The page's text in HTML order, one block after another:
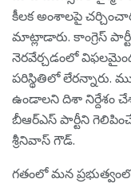
కీల‌క అంశాల‌పై
మాట్లాడారు. కాంగ్రెస్
నెరవేర్చడంలో
పరిస్థితిలో లేర‌న్నారు.
ఉండాలని దిశా నిర్దేశం
బీఆర్ఎస్ పార్టీని
శ్రీ‌నివాస్ గౌడ్.
గ‌తంలో మ‌న